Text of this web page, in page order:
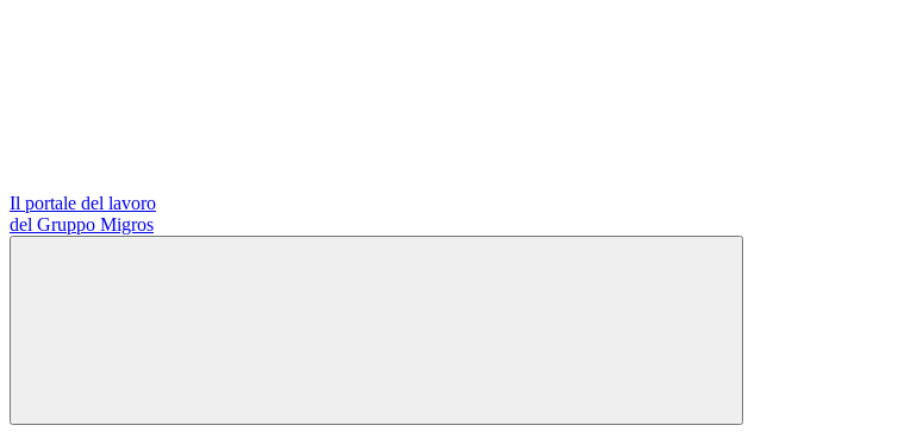
Il portale del lavoro
del Gruppo Migros